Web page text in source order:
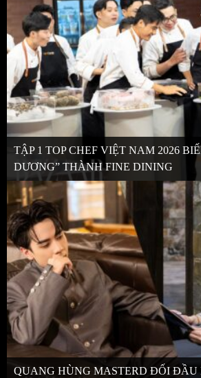
TẬP 1 TOP CHEF VIỆT NAM 2026
DƯƠNG” THÀNH FINE DINING
QUANG HÙNG MASTERD ĐỐI ĐẦU